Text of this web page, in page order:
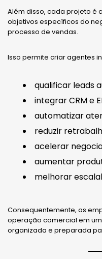
Além disso, cada projeto é
objetivos específicos do
processo de vendas.
Isso permite criar agentes
qualificar leads
integrar CRM e
automatizar
reduzir
acelerar
aumentar
melhorar
Consequentemente, as
operação comercial em
organizada e preparada